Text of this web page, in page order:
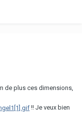
de plus ces dimensions,
!! Je veux bien